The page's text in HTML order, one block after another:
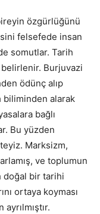
özgürlüğünü
felsefede insan
somutlar. Tarih
belirlenir. Burjuvazi
ödünç alıp
biliminden alarak
bağlı
Bu yüzden
Marksizm,
ve toplumun
doğal bir tarihi
ortaya koyması